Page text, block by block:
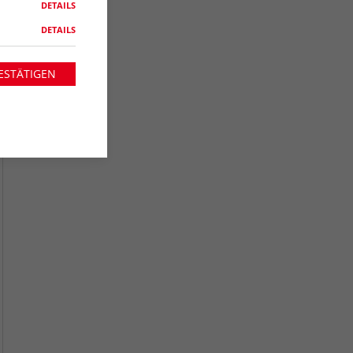
DETAILS
DETAILS